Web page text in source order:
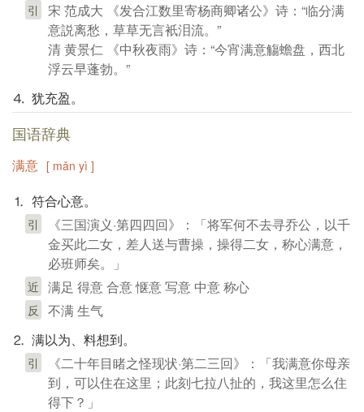
引
宋 范成大 《发合江数里寄杨商卿诸公》诗：“临分满
意説离愁，草草无言衹泪流。”
清 黄景仁 《中秋夜雨》诗：“今宵满意觴蟾盘，西北
浮云早蓬勃。”
⒋ 犹充盈。
国语辞典
满意 [ mǎn yì ]
⒈ 符合心意。
引
《三国演义·第四四回》：「将军何不去寻乔公，以千
金买此二女，差人送与曹操，操得二女，称心满意，
必班师矣。」
近 满足 得意 合意 惬意 写意 中意 称心
反
不满 生气
⒉ 满以为、料想到。
引
《二十年目睹之怪现状·第二三回》：「我满意你母亲
到，可以住在这里；此刻七拉八扯的，我这里怎么住
得下？」